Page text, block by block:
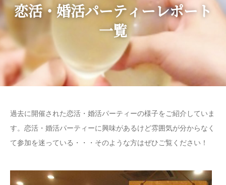
恋活・婚活パーティーレポート
一覧
過去に開催された恋活・婚活パーティーの様子をご紹介していま
す。恋活・婚活パーティーに興味があるけど雰囲気が分からなく
て参加を迷っている・・・そのような方はぜひご覧ください！